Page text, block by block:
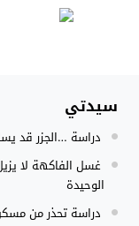
12:01
22:08
15:54 مجلس
سيدتي
دراسة …الجزر قد
غسل الفاكهة لا
الوحيدة
دراسة تحذر من